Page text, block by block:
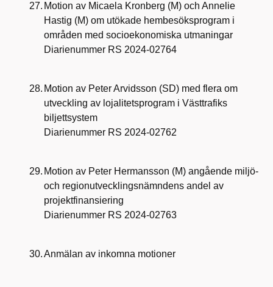
27. Motion av Micaela Kronberg (M) och Annelie
Hastig (M) om utökade hembesöksprogram i
områden med socioekonomiska utmaningar
Diarienummer RS 2024-02764
28. Motion av Peter Arvidsson (SD) med flera om
utveckling av lojalitetsprogram i Västtrafiks
biljettsystem
Diarienummer RS 2024-02762
29. Motion av Peter Hermansson (M) angående miljö-
och regionutvecklingsnämndens andel av
projektfinansiering
Diarienummer RS 2024-02763
30.Anmälan av inkomna motioner